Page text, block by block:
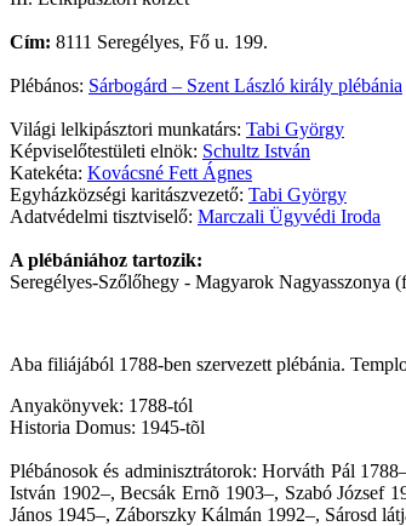
Cím: 8111 Seregélyes, Fő u. 199.
Plébános: Sárbogárd – Szent László király plébánia
Világi lelkipásztori munkatárs: Tabi György
Képviselőtestületi elnök: Schultz István
Katekéta: Kovácsné Fett Ágnes
Egyházközségi karitászvezető: Tabi György
Adatvédelmi tisztviselő: Marczali Ügyvédi Iroda
A plébániához tartozik:
Seregélyes-Szőlőhegy - Magyarok Nagyasszonya
Aba filiájából 1788-ben szervezett plébánia.
Anyakönyvek: 1788-tól
Historia Domus: 1945-tõl
Plébánosok és adminisztrátorok: Horváth Pál
István 1902–, Becsák Ernõ 1903–, Szabó József
János 1945–, Záborszky Kálmán 1992–, Sárosd